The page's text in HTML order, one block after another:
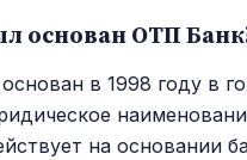
основан ОТП
в 1998 году в
на основании